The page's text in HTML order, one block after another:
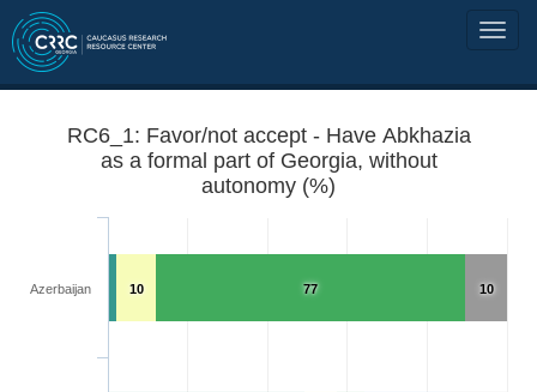
RC6_1: Favor/not accept - Have Abkhazia
as a formal part of Georgia, without
autonomy (%)
10
77
10
Azerbaijan